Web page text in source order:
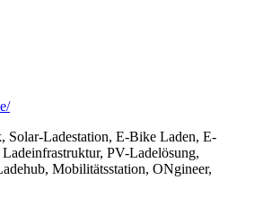
Solar-Ladestation, E-Bike Laden, E-
PV-Ladelösung,
Mobilitätsstation, ONgineer,